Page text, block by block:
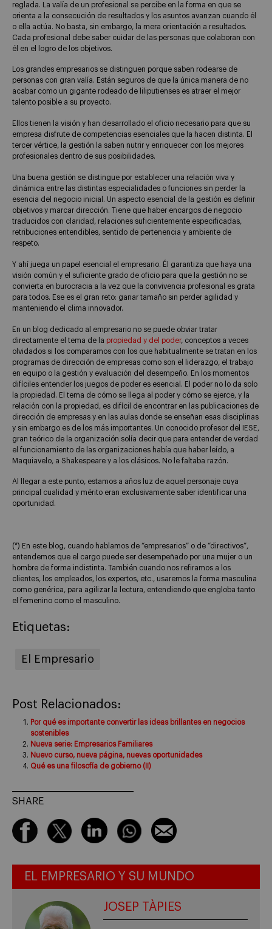
reglada. La valía de un profesional se percibe en la forma en que se
orienta a la consecución de resultados y los asuntos avanzan cuando él
o ella actúa. No basta, sin embargo, la mera orientación a resultados.
Cada profesional debe saber cuidar de las personas que colaboran con
él en el logro de los objetivos.
Los grandes empresarios se distinguen porque saben rodearse de
personas con gran valía. Están seguros de que la única manera de no
acabar como un gigante rodeado de liliputienses es atraer el mejor
talento posible a su proyecto.
Ellos tienen la visión y han desarrollado el oficio necesario para que su
empresa disfrute de competencias esenciales que la hacen distinta. El
tercer vértice, la gestión la saben nutrir y enriquecer con los mejores
profesionales dentro de sus posibilidades.
Una buena gestión se distingue por establecer una relación viva y
dinámica entre las distintas especialidades o funciones sin perder la
esencia del negocio inicial. Un aspecto esencial de la gestión es definir
objetivos y marcar dirección. Tiene que haber encargos de negocio
traducidos con claridad, relaciones suficientemente especificadas,
retribuciones entendibles, sentido de pertenencia y ambiente de
respeto.
Y ahí juega un papel esencial el empresario. Él garantiza que haya una
visión común y el suficiente grado de oficio para que la gestión no se
convierta en burocracia a la vez que la convivencia profesional es grata
para todos. Ese es el gran reto: ganar tamaño sin perder agilidad y
manteniendo el clima innovador.
En un blog dedicado al empresario no se puede obviar tratar
directamente el tema de la propiedad y del poder, conceptos a veces
olvidados si los comparamos con los que habitualmente se tratan en los
programas de dirección de empresas como son el liderazgo, el trabajo
en equipo o la gestión y evaluación del desempeño. En los momentos
difíciles entender los juegos de poder es esencial. El poder no lo da solo
la propiedad. El tema de cómo se llega al poder y cómo se ejerce, y la
relación con la propiedad, es difícil de encontrar en las publicaciones de
dirección de empresas y en las aulas donde se enseñan esas disciplinas
y sin embargo es de los más importantes. Un conocido profesor del IESE,
gran teórico de la organización solía decir que para entender de verdad
el funcionamiento de las organizaciones había que haber leído, a
Maquiavelo, a Shakespeare y a los clásicos. No le faltaba razón.
Al llegar a este punto, estamos a años luz de aquel personaje cuya
principal cualidad y mérito eran exclusivamente saber identificar una
oportunidad.
(*) En este blog, cuando hablamos de “empresarios” o de “directivos”,
entendemos que el cargo puede ser desempeñado por una mujer o un
hombre de forma indistinta. También cuando nos refiramos a los
clientes, los empleados, los expertos, etc., usaremos la forma masculina
como genérica, para agilizar la lectura, entendiendo que engloba tanto
el femenino como el masculino.
Etiquetas:
El Empresario
Post Relacionados:
Por qué es importante convertir las ideas brillantes en negocios
sostenibles
Nueva serie: Empresarios Familiares
Nuevo curso, nueva página, nuevas oportunidades
Qué es una filosofía de gobierno (II)
SHARE
EL EMPRESARIO Y SU MUNDO
JOSEP TÀPIES